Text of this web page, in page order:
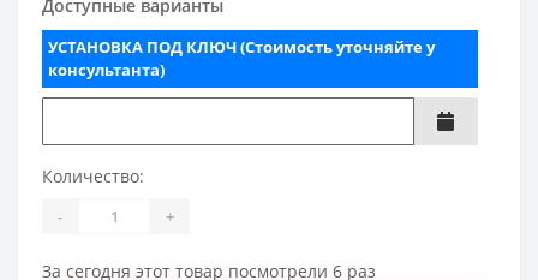
Доступные варианты
УСТАНОВКА ПОД КЛЮЧ (Стоимость уточняйте у
консультанта)
Количество:
- +
За сегодня этот товар посмотрели 6 раз